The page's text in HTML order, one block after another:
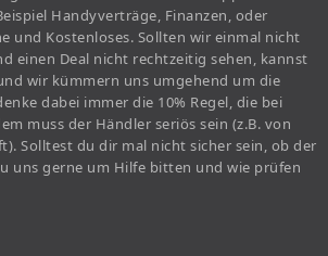
Handyverträge, Finanzen, oder
und Kostenloses. Sollten wir einmal nicht
einen Deal nicht rechtzeitig sehen, kannst
wir kümmern uns umgehend um die
dabei immer die 10% Regel, die bei
muss der Händler seriös sein (z.B. von
Solltest du dir mal nicht sicher sein, ob der
uns gerne um Hilfe bitten und wie prüfen